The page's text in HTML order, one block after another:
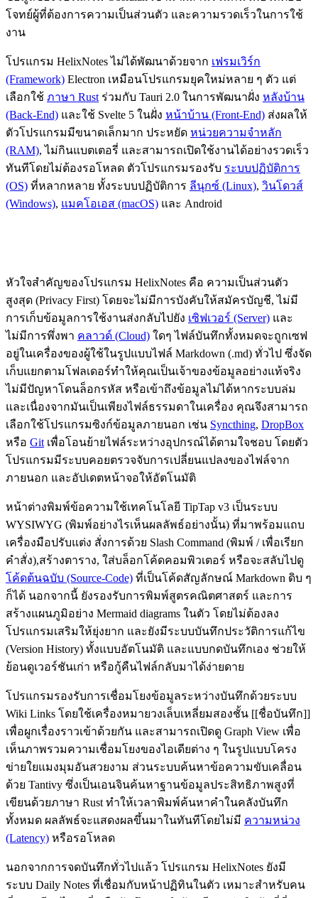
โจทย์ผู้ที่ต้องการความเป็นส่วนตัว และความรวดเร็วในการใช้
งาน
โปรแกรม HelixNotes ไม่ได้พัฒนาด้วยจาก เฟรมเวิร์ก
(Framework) Electron เหมือนโปรแกรมยุคใหม่หลาย ๆ ตัว แต่
เลือกใช้ ภาษา Rust ร่วมกับ Tauri 2.0 ในการพัฒนาฝั่ง หลังบ้าน
(Back-End) และใช้ Svelte 5 ในฝั่ง หน้าบ้าน (Front-End) ส่งผลให้
ตัวโปรแกรมมีขนาดเล็กมาก ประหยัด หน่วยความจำหลัก
(RAM), ไม่กินแบตเตอรี่ และสามารถเปิดใช้งานได้อย่างรวดเร็ว
ทันทีโดยไม่ต้องรอโหลด ตัวโปรแกรมรองรับ ระบบปฏิบัติการ
(OS) ที่หลากหลาย ทั้งระบบปฏิบัติการ ลีนุกซ์ (Linux), วินโดวส์
(Windows), แมคโอเอส (macOS) และ Android
หัวใจสำคัญของโปรแกรม HelixNotes คือ ความเป็นส่วนตัว
สูงสุด (Privacy First) โดยจะไม่มีการบังคับให้สมัครบัญชี, ไม่มี
การเก็บข้อมูลการใช้งานส่งกลับไปยัง เซิฟเวอร์ (Server) และ
ไม่มีการพึ่งพา คลาวด์ (Cloud) ใดๆ ไฟล์บันทึกทั้งหมดจะถูกเซฟ
อยู่ในเครื่องของผู้ใช้ในรูปแบบไฟล์ Markdown (.md) ทั่วไป ซึ่งจัด
เก็บแยกตามโฟลเดอร์ทำให้คุณเป็นเจ้าของข้อมูลอย่างแท้จริง
ไม่มีปัญหาโดนล็อกรหัส หรือเข้าถึงข้อมูลไม่ได้หากระบบล่ม
และเนื่องจากมันเป็นเพียงไฟล์ธรรมดาในเครื่อง คุณจึงสามารถ
เลือกใช้โปรแกรมซิงก์ข้อมูลภายนอก เช่น Syncthing, DropBox
หรือ Git เพื่อโอนย้ายไฟล์ระหว่างอุปกรณ์ได้ตามใจชอบ โดยตัว
โปรแกรมมีระบบคอยตรวจจับการเปลี่ยนแปลงของไฟล์จาก
ภายนอก และอัปเดตหน้าจอให้อัตโนมัติ
หน้าต่างพิมพ์ข้อความใช้เทคโนโลยี TipTap v3 เป็นระบบ
WYSIWYG (พิมพ์อย่างไรเห็นผลลัพธ์อย่างนั้น) ที่มาพร้อมแถบ
เครื่องมือปรับแต่ง สั่งการด้วย Slash Command (พิมพ์ / เพื่อเรียก
คำสั่ง),สร้างตาราง, ใส่บล็อกโค้ดคอมพิวเตอร์ หรือจะสลับไปดู
โค้ดต้นฉบับ (Source-Code) ที่เป็นโค้ดสัญลักษณ์ Markdown ดิบ ๆ
ก็ได้ นอกจากนี้ ยังรองรับการพิมพ์สูตรคณิตศาสตร์ และการ
สร้างแผนภูมิอย่าง Mermaid diagrams ในตัว โดยไม่ต้องลง
โปรแกรมเสริมให้ยุ่งยาก และยังมีระบบบันทึกประวัติการแก้ไข
(Version History) ทั้งแบบอัตโนมัติ และแบบกดบันทึกเอง ช่วยให้
ย้อนดูเวอร์ชันเก่า หรือกู้คืนไฟล์กลับมาได้ง่ายดาย
โปรแกรมรองรับการเชื่อมโยงข้อมูลระหว่างบันทึกด้วยระบบ
Wiki Links โดยใช้เครื่องหมายวงเล็บเหลี่ยมสองชั้น [[ชื่อบันทึก]]
เพื่อผูกเรื่องราวเข้าด้วยกัน และสามารถเปิดดู Graph View เพื่อ
เห็นภาพรวมความเชื่อมโยงของไอเดียต่าง ๆ ในรูปแบบโครง
ข่ายใยแมงมุมอันสวยงาม ส่วนระบบค้นหาข้อความขับเคลื่อน
ด้วย Tantivy ซึ่งเป็นเอนจินค้นหาฐานข้อมูลประสิทธิภาพสูงที่
เขียนด้วยภาษา Rust ทำให้เวลาพิมพ์ค้นหาคำในคลังบันทึก
ทั้งหมด ผลลัพธ์จะแสดงผลขึ้นมาในทันทีโดยไม่มี ความหน่วง
(Latency) หรือรอโหลด
นอกจากการจดบันทึกทั่วไปแล้ว โปรแกรม HelixNotes ยังมี
ระบบ Daily Notes ที่เชื่อมกับหน้าปฏิทินในตัว เหมาะสำหรับคน